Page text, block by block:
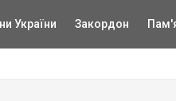
України Закордон